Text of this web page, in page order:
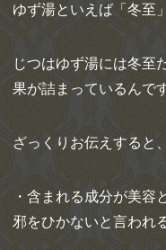
ゆず湯といえば「冬至
じつはゆず湯には冬至
果が詰まっているんで
ざっくりお伝えすると、
・含まれる成分が美容
邪をひかないと言われ